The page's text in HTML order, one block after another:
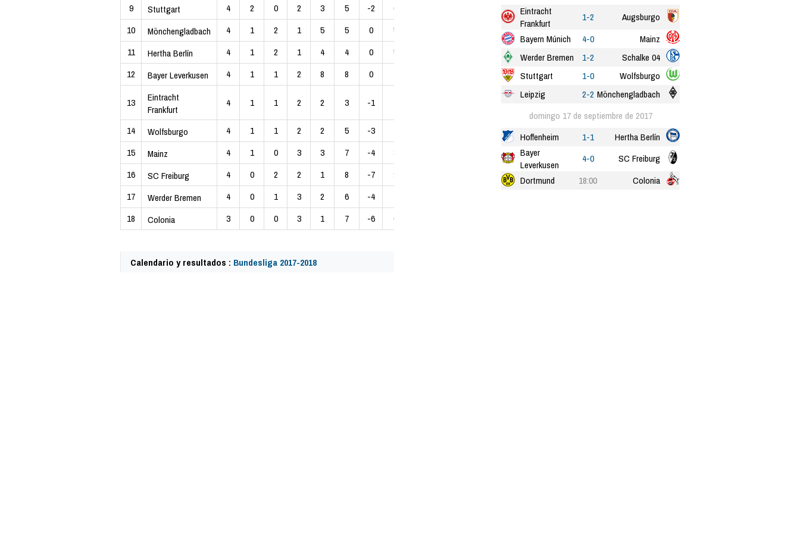
9
Stuttgart 4 2 0 2 3 5 -2
6
10
Mönchengladbach 4 1 2 1 5 5 0
5
11
Hertha Berlín 4 1 2 1 4 4 0
5
12
Bayer Leverkusen 4 1 1 2 8 8 0
13
Eintracht
Frankfurt
4 1 1 2 2 3 -1
14 Wolfsburgo 4 1 1 2 2 5 -3
15
Mainz 4 1 0 3 3 7 -4
3
16
SC Freiburg 4 0 2 2 1 8 -7
2
17
Werder Bremen 4 0 1 3 2 6 -4
18
Colonia 3 0 0 3 1 7 -6 0
Calendario y resultados : Bundesliga 2017-2018
Eintracht
Frankfurt
1-2
Augsburgo
Bayern Múnich
4-0
Mainz
Werder Bremen
1-2
Schalke 04
Stuttgart
1-0
Wolfsburgo
Leipzig
2-2 Mönchengladbach
domingo 17 de septiembre de 2017
Hoffenheim
1-1
Hertha Berlín
Bayer
Leverkusen
4-0
SC Freiburg
Dortmund
18:00 Colonia